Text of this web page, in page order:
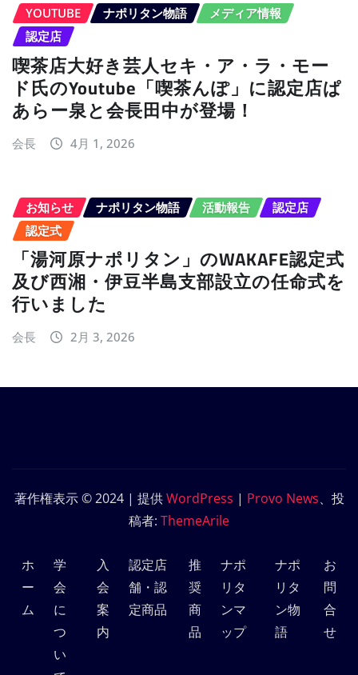
YOUTUBE ナポリタン物語
メディア情報
認定店
喫茶店大好き芸人セキ・ア・ラ・モー
ド氏のYoutube「喫茶んぽ」に認定店ぱ
あらー泉と会長田中が登場！
会長 4月 1, 2026
お知らせ ナポリタン物語 活動報告
認定店
認定式
「湯河原ナポリタン」のWAKAFE認定式
及び西湘・伊豆半島支部設立の任命式を
行いました
会長 2月 3, 2026
著作権表示 © 2024 | 提供WordPress | Provo News、投
稿者: ThemeArile
ホ
ー
ム
学
会
に
つ
い
入
会
案
内
認定店
舗・認
定商品
推
奨
商
品
ナポ
リタ
ンマ
ップ
ナポ
リタ
ン物
語
お
問
合
せ